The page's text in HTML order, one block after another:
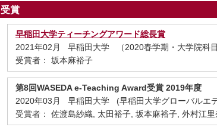
受賞
早稲田大学ティーチングアワード総長賞
2021年02月 早稲田大学 （2020春学期・大学院科
受賞者： 坂本麻裕子
第8回WASEDA e-Teaching Award受賞 2019年度
2020年03月 早稲田大学 (早稲田大学グローバルエ
受賞者： 佐渡島紗織, 太田裕子, 坂本麻裕子, 外村江里